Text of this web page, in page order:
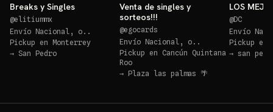
Breaks y Singles
@elitiummx
Envío Nacional, o..
Pickup en Monterrey
→ San Pedro
Venta de singles y
sorteos!!!
@egocards
Envío Nacional, o..
Pickup en Cancún Quintana
Roo
→ Plaza las palmas 🌴
LOS
@DC
Envío
Pickup en
→ san